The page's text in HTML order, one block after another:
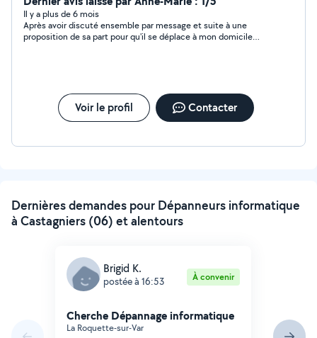
Il y a plus de 6 mois
Après avoir discuté ensemble par message et suite à une
proposition de sa part pour qu'il se déplace à mon domicile
Voir le profil Contacter
Dernières demandes pour Dépanneurs informatique
à Castagniers (06) et alentours
Brigid K.
postée à 16:53 À convenir
Cherche Dépannage informatique
La Roquette-sur-Var